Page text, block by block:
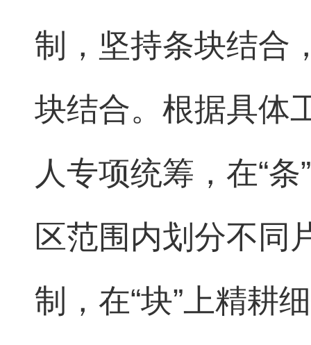
制，坚持条块结合
块结合。根据具体
人专项统筹，在“
区范围内划分不同
制，在“块”上精耕